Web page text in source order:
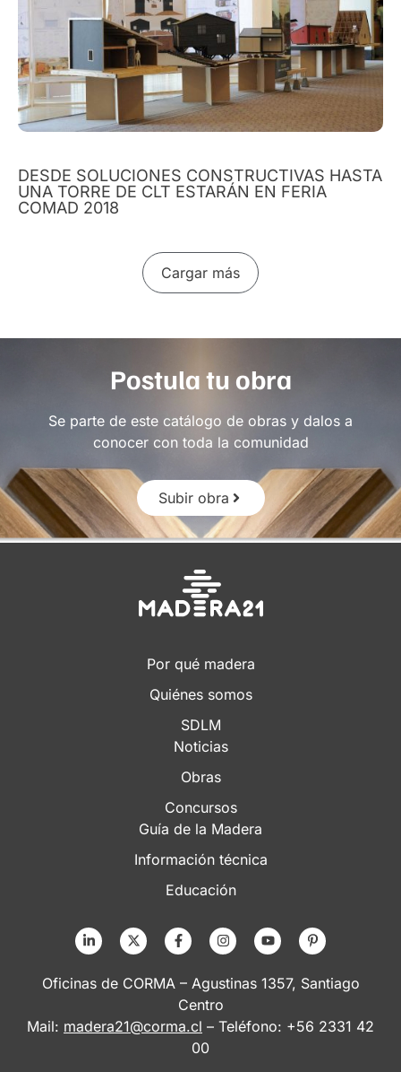
DESDE SOLUCIONES CONSTRUCTIVAS HASTA
UNA TORRE DE CLT ESTARÁN EN FERIA
COMAD 2018
Cargar más
Postula tu obra
Se parte de este catálogo de obras y dalos a
conocer con toda la comunidad
Subir obra
Por qué madera
Quiénes somos
SDLM
Noticias
Obras
Concursos
Guía de la Madera
Información técnica
Educación
Oficinas de CORMA – Agustinas 1357, Santiago
Centro
Mail: madera21@corma.cl – Teléfono: +56 2331 42
00